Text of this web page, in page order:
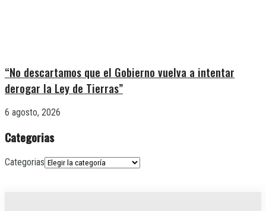
“No descartamos que el Gobierno vuelva a intentar
derogar la Ley de Tierras”
6 agosto, 2026
Categorias
Categorias